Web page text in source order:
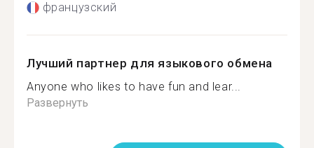
французский
Лучший партнер для языкового обмена
Anyone who likes to have fun and lear...
Развернуть